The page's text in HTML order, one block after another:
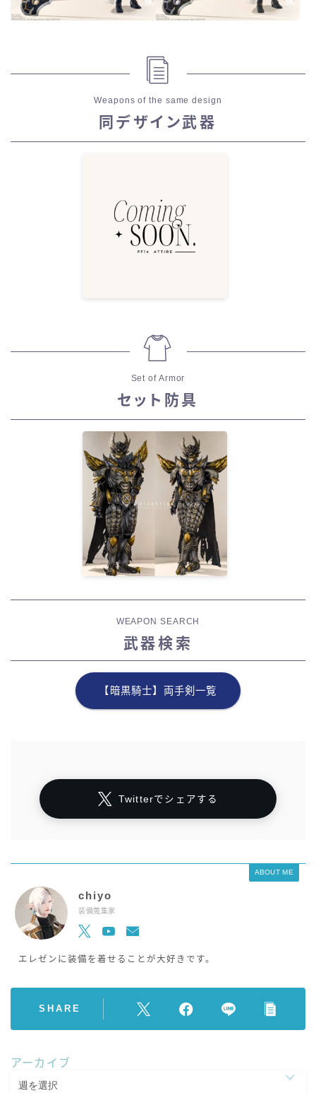
Weapons of the same design
同デザイン武器
Set of Armor
セット防具
WEAPON SEARCH
武器検索
【暗黒騎士】両手剣一覧
Twitterでシェアする
ABOUT ME
chiyo
装備蒐集家
エレゼンに装備を着せることが大好きです。
SHARE
アーカイブ